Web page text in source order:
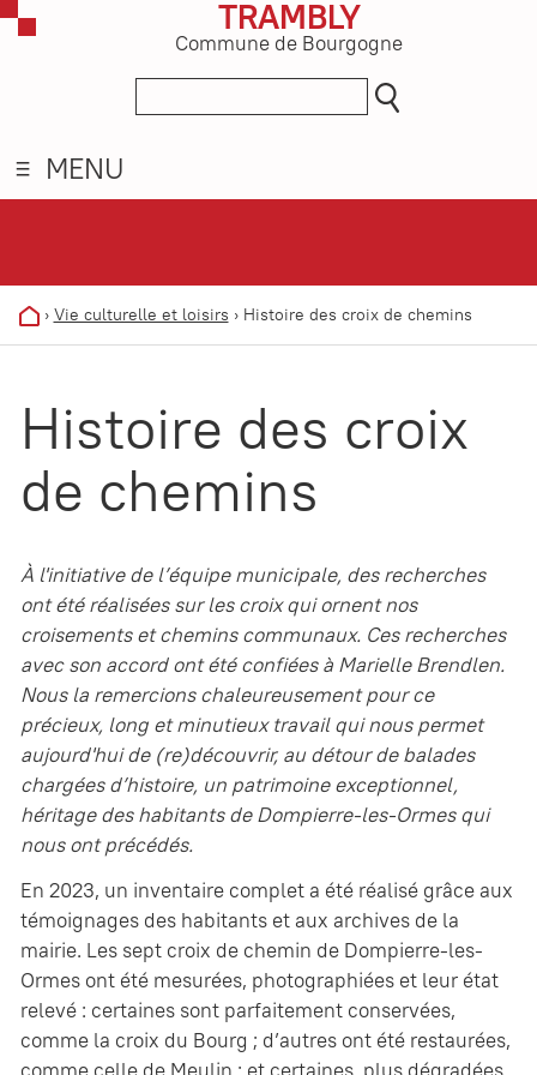
TRAMBLY
Commune de Bourgogne
MENU
› Vie culturelle et loisirs › Histoire des croix de chemins
Histoire des croix
de chemins
À l'initiative de l’équipe municipale, des recherches
ont été réalisées sur les croix qui ornent nos
croisements et chemins communaux. Ces recherches
avec son accord ont été confiées à Marielle Brendlen.
Nous la remercions chaleureusement pour ce
précieux, long et minutieux travail qui nous permet
aujourd'hui de (re)découvrir, au détour de balades
chargées d’histoire, un patrimoine exceptionnel,
héritage des habitants de Dompierre-les-Ormes qui
nous ont précédés.
En 2023, un inventaire complet a été réalisé grâce aux
témoignages des habitants et aux archives de la
mairie. Les sept croix de chemin de Dompierre-les-
Ormes ont été mesurées, photographiées et leur état
relevé : certaines sont parfaitement conservées,
comme la croix du Bourg ; d’autres ont été restaurées,